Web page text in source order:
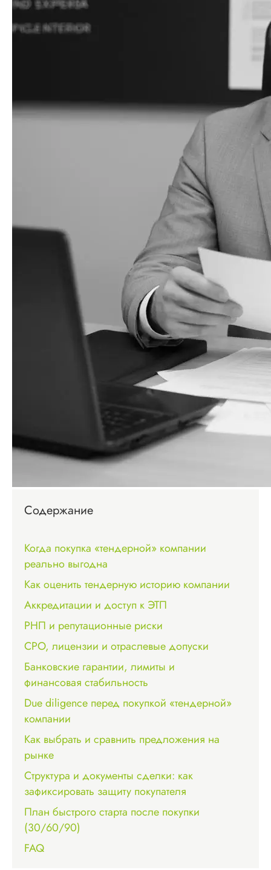
Содержание
Когда покупка «тендерной» компании
реально выгодна
Как оценить тендерную историю компании
Аккредитации и доступ к ЭТП
РНП и репутационные риски
СРО, лицензии и отраслевые допуски
Банковские гарантии, лимиты и
финансовая стабильность
Due diligence перед покупкой «тендерной»
компании
Как выбрать и сравнить предложения на
рынке
Структура и документы сделки: как
зафиксировать защиту покупателя
План быстрого старта после покупки
(30/60/90)
FAQ